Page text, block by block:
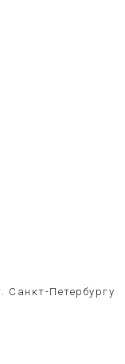
Санкт-Петербургу